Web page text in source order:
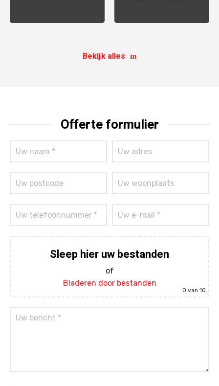
Bekijk alles
Offerte formulier
Sleep hier uw bestanden
of
Bladeren door bestanden
0 van 10